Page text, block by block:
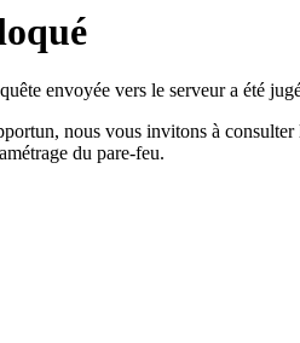
envoyée vers le serveur a été
nous vous invitons à consulter
du pare-feu.